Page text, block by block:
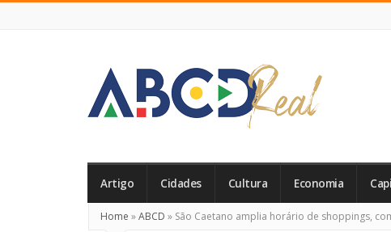
Real
Artigo Cidades Cultura Economia
Home »ABCD » São Caetano amplia horário de shoppings,